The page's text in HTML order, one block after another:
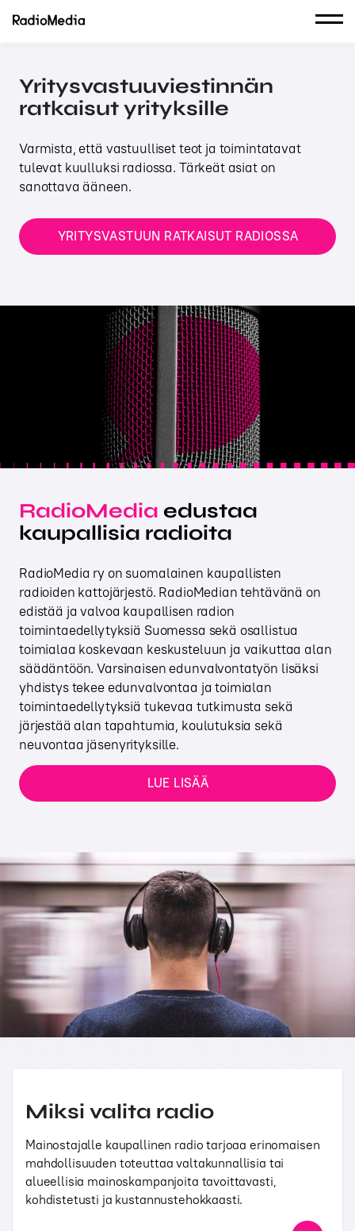
Yritysvastuuviestinnän
ratkaisut yrityksille
Varmista, että vastuulliset teot ja toimintatavat
tulevat kuulluksi radiossa. Tärkeät asiat on
sanottava ääneen.
YRITYSVASTUUN RATKAISUT RADIOSSA
RadioMedia edustaa
kaupallisia radioita
RadioMedia ry on suomalainen kaupallisten
radioiden kattojärjestö. RadioMedian tehtävänä on
edistää ja valvoa kaupallisen radion
toimintaedellytyksiä Suomessa sekä osallistua
toimialaa koskevaan keskusteluun ja vaikuttaa alan
säädäntöön. Varsinaisen edunvalvontatyön lisäksi
yhdistys tekee edunvalvontaa ja toimialan
toimintaedellytyksiä tukevaa tutkimusta sekä
järjestää alan tapahtumia, koulutuksia sekä
neuvontaa jäsenyrityksille.
LUE LISÄÄ
Miksi valita radio
Mainostajalle kaupallinen radio tarjoaa erinomaisen
mahdollisuuden toteuttaa valtakunnallisia tai
alueellisia mainoskampanjoita tavoittavasti,
kohdistetusti ja kustannustehokkaasti.